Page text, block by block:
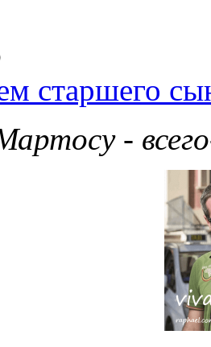
старшего
-